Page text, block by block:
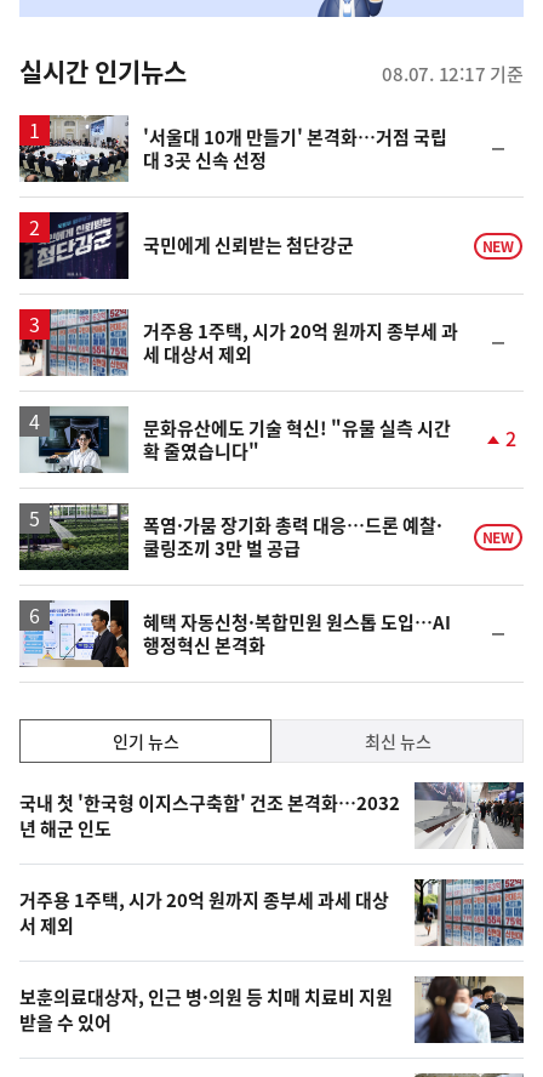
뉴
스
실시간 인기뉴스 08.07. 12:17 기준
'서울대 10개 만들기' 본격화…거점 국립
대 3곳 신속 선정
일
국민에게 신뢰받는 첨단강군 NEW
거주용 1주택, 시가 20억 원까지 종부세 과
세 대상서 제외
일
문화유산에도 기술 혁신! "유물 실측 시간
확 줄였습니다"
계
승
2
폭염·가뭄 장기화 총력 대응…드론 예찰·
쿨링조끼 3만 벌 공급
NEW
혜택 자동신청·복합민원 원스톱 도입…AI
행정혁신 본격화
일
기,
최
신,
오
늘
의
영
상
인기 뉴스 최신 뉴스
기
뉴
스
국내 첫 '한국형 이지스구축함' 건조 본격화…2032
년 해군 인도
거주용 1주택, 시가 20억 원까지 종부세 과세 대상
서 제외
보훈의료대상자, 인근 병·의원 등 치매 치료비 지원
받을 수 있어